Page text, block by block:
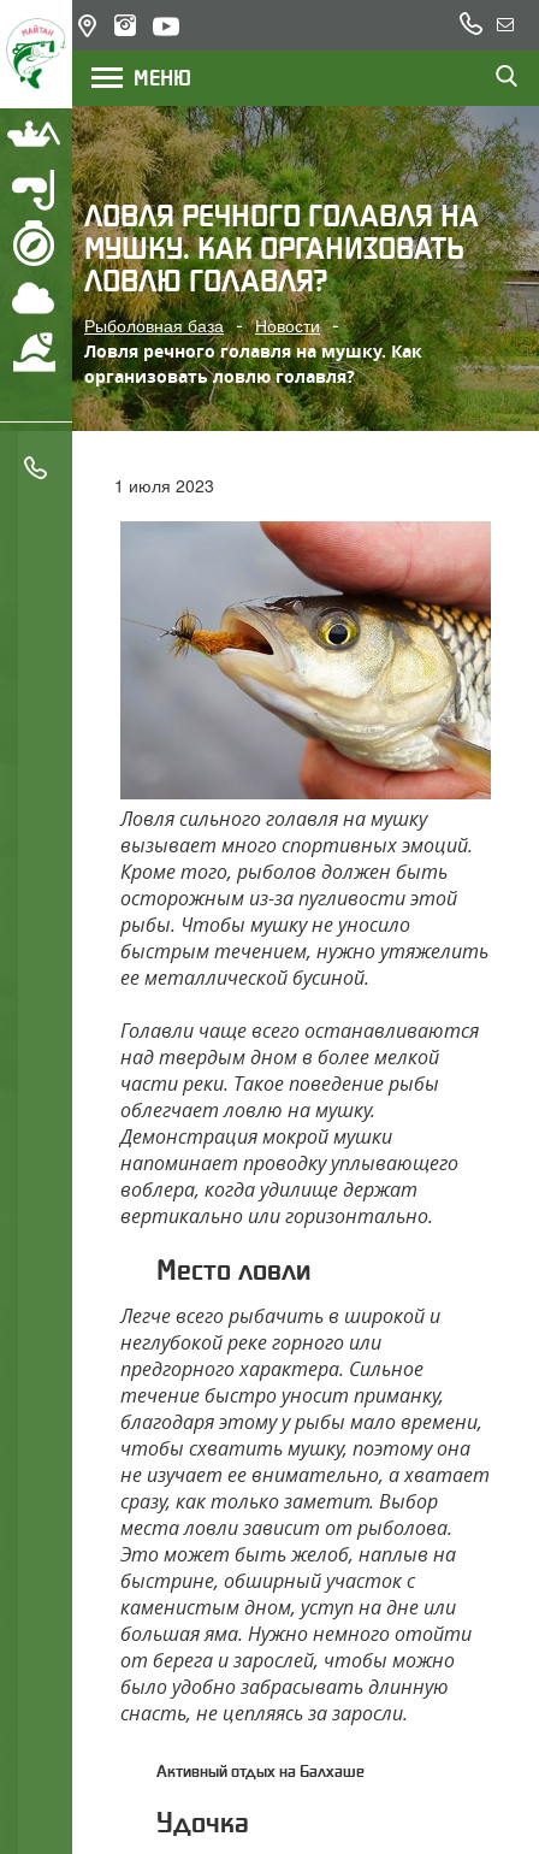
Рыбалка
Подводная охота
Маршрут
Погода
Охрана водоемов
+7 (705) 777 78 05
Казахстан,
озеро
Балхаш,
+7
(777)
200
22
23
нам
МЕНЮ
ЛОВЛЯ РЕЧНОГО ГОЛАВЛЯ НА
МУШКУ. КАК ОРГАНИЗОВАТЬ
ЛОВЛЮ ГОЛАВЛЯ?
Рыболовная база Новости
Ловля речного голавля на мушку. Как
организовать ловлю голавля?
1 июля 2023
Ловля сильного голавля на мушку
вызывает много спортивных эмоций.
Кроме того, рыболов должен быть
осторожным из-за пугливости этой
рыбы. Чтобы мушку не уносило
быстрым течением, нужно утяжелить
ее металлической бусиной.
Голавли чаще всего останавливаются
над твердым дном в более мелкой
части реки. Такое поведение рыбы
облегчает ловлю на мушку.
Демонстрация мокрой мушки
напоминает проводку уплывающего
воблера, когда удилище держат
вертикально или горизонтально.
Место ловли
Легче всего рыбачить в широкой и
неглубокой реке горного или
предгорного характера. Сильное
течение быстро уносит приманку,
благодаря этому у рыбы мало времени,
чтобы схватить мушку, поэтому она
не изучает ее внимательно, а хватает
сразу, как только заметит. Выбор
места ловли зависит от рыболова.
Это может быть желоб, наплыв на
быстрине, обширный участок с
каменистым дном, уступ на дне или
большая яма. Нужно немного отойти
от берега и зарослей, чтобы можно
было удобно забрасывать длинную
снасть, не цепляясь за заросли.
Активный отдых на Балхаше
Удочка